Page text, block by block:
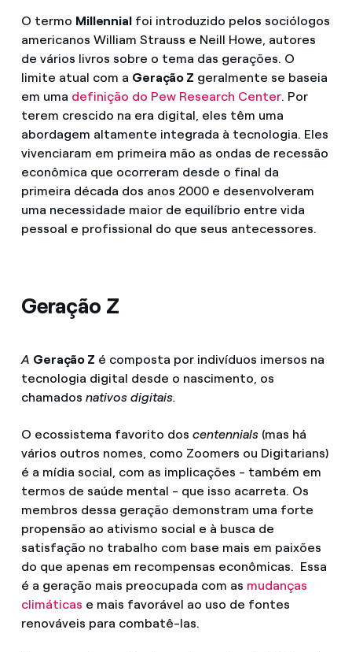
O termo Millennial foi introduzido pelos sociólogos
americanos William Strauss e Neill Howe, autores
de vários livros sobre o tema das gerações. O
limite atual com a Geração Z geralmente se baseia
em uma definição do Pew Research Center. Por
terem crescido na era digital, eles têm uma
abordagem altamente integrada à tecnologia. Eles
vivenciaram em primeira mão as ondas de recessão
econômica que ocorreram desde o final da
primeira década dos anos 2000 e desenvolveram
uma necessidade maior de equilíbrio entre vida
pessoal e profissional do que seus antecessores.
Geração Z
A Geração Z é composta por indivíduos imersos na
tecnologia digital desde o nascimento, os
chamados nativos digitais.
O ecossistema favorito dos centennials (mas há
vários outros nomes, como Zoomers ou Digitarians)
é a mídia social, com as implicações - também em
termos de saúde mental - que isso acarreta. Os
membros dessa geração demonstram uma forte
propensão ao ativismo social e à busca de
satisfação no trabalho com base mais em paixões
do que apenas em recompensas econômicas. Essa
é a geração mais preocupada com as mudanças
climáticas e mais favorável ao uso de fontes
renováveis para combatê-las.